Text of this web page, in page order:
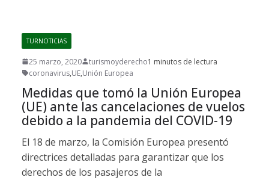
TURNOTICIAS
25 marzo, 2020 turismoyderecho1 minutos de lectura
coronavirus,UE,Unión Europea
Medidas que tomó la Unión Europea
(UE) ante las cancelaciones de vuelos
debido a la pandemia del COVID-19
El 18 de marzo, la Comisión Europea presentó
directrices detalladas para garantizar que los
derechos de los pasajeros de la